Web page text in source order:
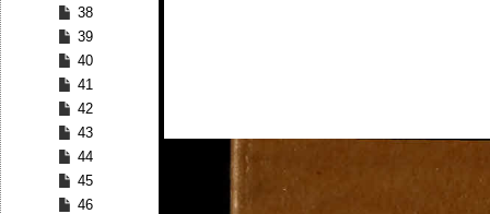
38
39
40
41
42
43
44
45
46